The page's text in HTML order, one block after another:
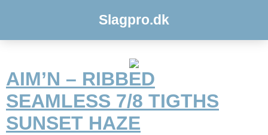
Slagpro.dk
AIM’N – RIBBED
SEAMLESS 7/8 TIGTHS
SUNSET HAZE